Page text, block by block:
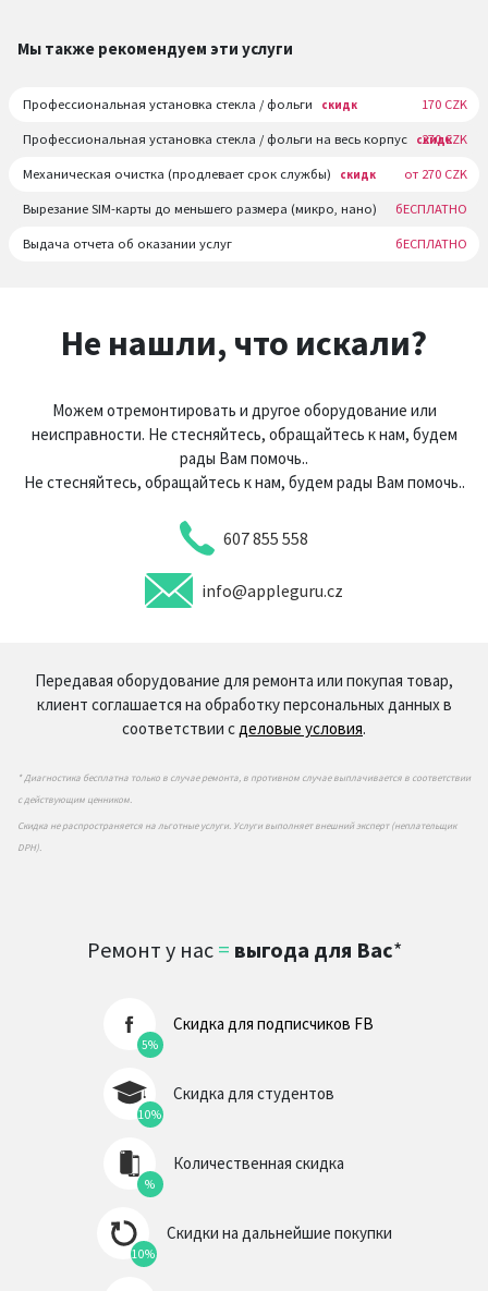
Мы также рекомендуем эти услуги
Профессиональная установка стекла / фольги скидк 170 CZK
Профессиональная установка стекла / фольги на весь корпус скидк
270 CZK
Механическая очистка (продлевает срок службы) скидк от 270 CZK
Вырезание SIM-карты до меньшего размера (микро, нано) бЕСПЛАТНО
Выдача отчета об оказании услуг бЕСПЛАТНО
Не нашли, что искали?
Можем отремонтировать и другое оборудование или
неисправности. Не стесняйтесь, обращайтесь к нам, будем
рады Вам помочь..
Не стесняйтесь, обращайтесь к нам, будем рады Вам помочь..
607 855 558
info@appleguru.cz
Передавая оборудование для ремонта или покупая товар,
клиент соглашается на обработку персональных данных в
соответствии сделовые условия.
* Диагностика бесплатна только в случае ремонта, в противном случае выплачивается в соответствии
с действующим ценником.
Скидка не распространяется на льготные услуги. Услуги выполняет внешний эксперт (неплательщик
DPH).
Ремонт у нас = выгода для Вас*
5%
Скидка для подписчиков FB
10%
Скидка для студентов
%
Количественная скидка
10%
Скидки на дальнейшие покупки